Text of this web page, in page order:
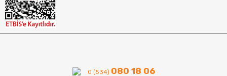
0 (534) 080 18 06